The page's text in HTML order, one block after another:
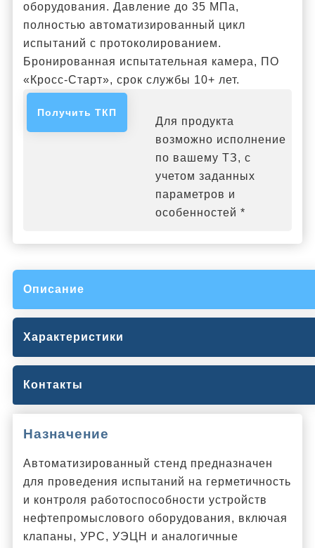
оборудования. Давление до 35 МПа,
полностью автоматизированный цикл
испытаний с протоколированием.
Бронированная испытательная камера, ПО
«Кросс-Старт», срок службы 10+ лет.
Получить ТКП
Для продукта
возможно исполнение
по вашему ТЗ, с
учетом заданных
параметров и
особенностей *
Описание
Характеристики
Контакты
Назначение
Автоматизированный стенд предназначен
для проведения испытаний на герметичность
и контроля работоспособности устройств
нефтепромыслового оборудования, включая
клапаны, УРС, УЭЦН и аналогичные